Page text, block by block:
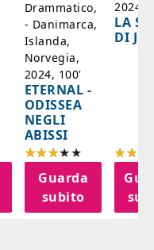
Drammatico,
- Danimarca,
Islanda,
Norvegia,
2024, 100'
ETERNAL -
ODISSEA
NEGLI
ABISSI
Guarda
subito
2024,
LA
DI